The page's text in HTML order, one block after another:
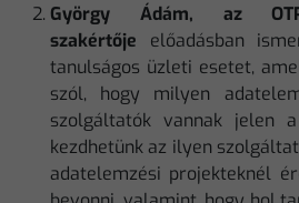
György Ádám, az
szakértője előadásban
tanulságos üzleti esetet,
szól, hogy milyen
szolgáltatók vannak jelen
kezdhetünk az ilyen
adatelemzési projekteknél